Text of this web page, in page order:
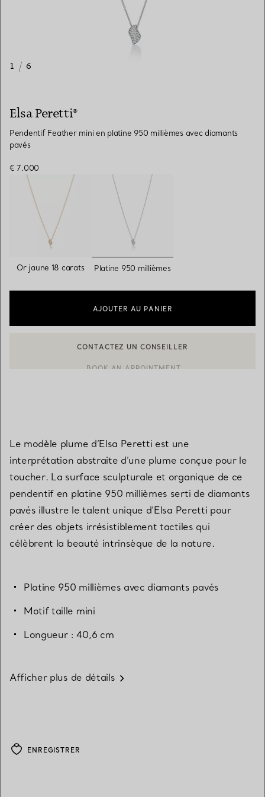
1 / 6
Elsa Peretti®
Pendentif Feather mini en platine 950 millièmes avec diamants
pavés
€ 7.000
Or jaune 18 carats sélectionnés
Platine 950 millièmes
AJOUTER AU PANIER
BOOK AN APPOINTMENT
Le modèle plume d’Elsa Peretti est une
interprétation abstraite d’une plume conçue pour le
toucher. La surface sculpturale et organique de ce
pendentif en platine 950 millièmes serti de diamants
pavés illustre le talent unique d’Elsa Peretti pour
créer des objets irrésistiblement tactiles qui
célèbrent la beauté intrinsèque de la nature.
Platine 950 millièmes avec diamants pavés
Motif taille mini
Longueur : 40,6 cm
Afficher plus de détails
ENREGISTRER